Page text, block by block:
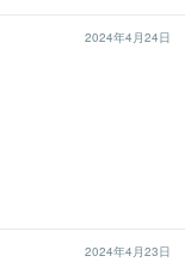
2024年4月24日
2024年4月23日